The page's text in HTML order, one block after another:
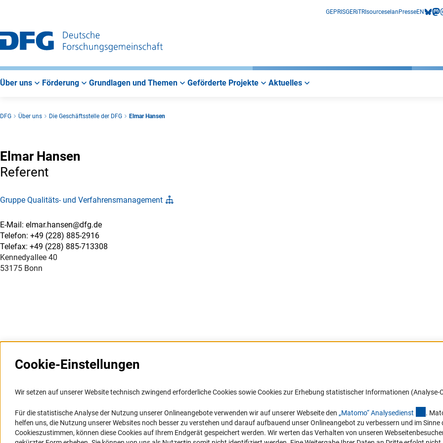
GEPRISGERiTRIsourceselan PresseEN
Über uns Förderung Grundlagen und Themen Geförderte Projekte Aktuelles
DFG Über uns Die Geschäftsstelle der DFG Elmar Hansen
Elmar Hansen
Referent
Gruppe Qualitäts- und Verfahrensmanagement
E-Mail: elmar.hansen@dfg.de
Telefon: +49 (228) 885-2916
Telefax: +49 (228) 885-713308
Kennedyallee 40
53175 Bonn
Informationssysteme
Portal Wissenschaftliche Integrität
GEPRIS
GEPRIS historisch
FAQ
Karriere
Logo und Corporate Design
mit Behinderungen
Erklärung zur Barrierefreiheit
Barriere melden
in Ihr Mailpostfach oder schauen
die Ausgaben online an.
Cookie-Einstellungen
Wir setzen auf unserer Website technisch zwingend erforderliche Cookies sowie Cookies zur Erhebung statistischer Informationen (Analyse-
Für die statistische Analyse der Nutzung unserer Onlineangebote verwenden wir auf unserer Webseite den „Matomo“ Analysedienst
.
helfen uns, die Nutzung unserer Websites noch besser zu verstehen und darauf aufbauend unser Onlineangebot zu verbessern und im
Cookieszustimmen, können diese Cookies auf Ihrem Endgerät gespeichert werden. Wir werten das Verhalten von unseren